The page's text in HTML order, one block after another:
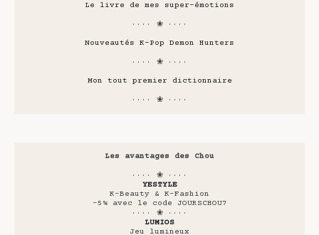
Le livre de mes super-émotions
···· ❀ ····
Nouveautés K-Pop Demon Hunters
···· ❀ ····
Mon tout premier dictionnaire
···· ❀ ····
Les avantages des Chou
···· ❀ ····
YESTYLE
K-Beauty & K-Fashion
-5% avec le code JOURSCHOU7
···· ❀ ····
LUMIOS
Jeu lumineux